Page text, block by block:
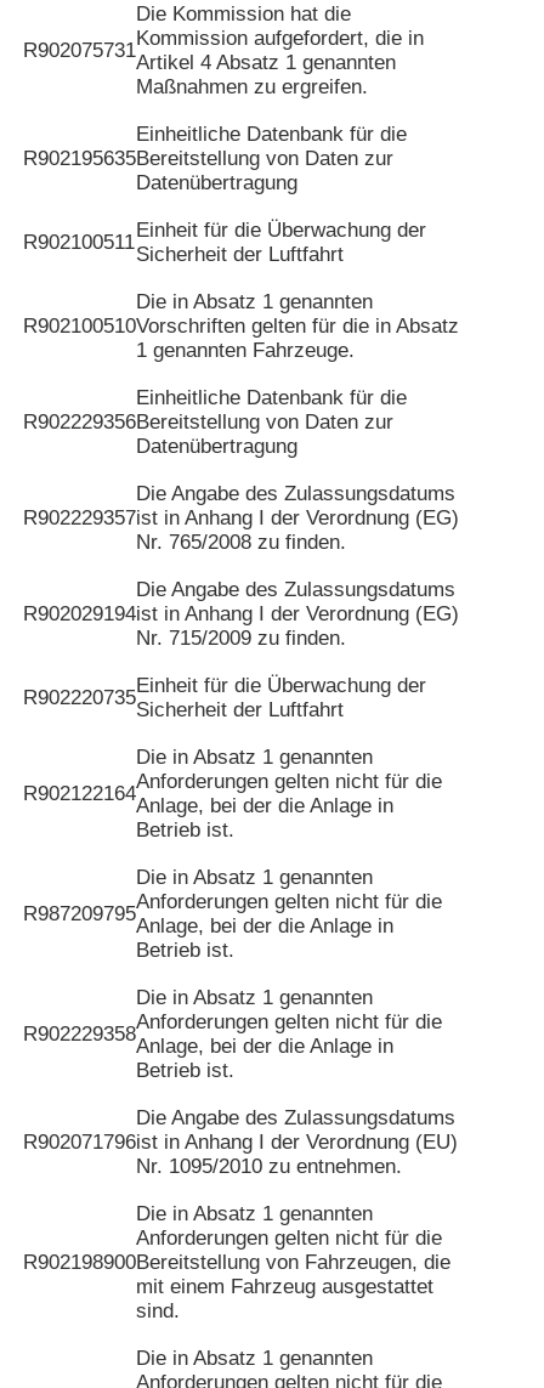
R902075731
Die Kommission hat die
Kommission aufgefordert, die in
Artikel 4 Absatz 1 genannten
Maßnahmen zu ergreifen.
R902195635
Einheitliche Datenbank für die
Bereitstellung von Daten zur
Datenübertragung
R902100511
Einheit für die Überwachung der
Sicherheit der Luftfahrt
R902100510
Die in Absatz 1 genannten
Vorschriften gelten für die in Absatz
1 genannten Fahrzeuge.
R902229356
Einheitliche Datenbank für die
Bereitstellung von Daten zur
Datenübertragung
R902229357
Die Angabe des Zulassungsdatums
ist in Anhang I der Verordnung (EG)
Nr. 765/2008 zu finden.
R902029194
Die Angabe des Zulassungsdatums
ist in Anhang I der Verordnung (EG)
Nr. 715/2009 zu finden.
R902220735
Einheit für die Überwachung der
Sicherheit der Luftfahrt
R902122164
Die in Absatz 1 genannten
Anforderungen gelten nicht für die
Anlage, bei der die Anlage in
Betrieb ist.
R987209795
Die in Absatz 1 genannten
Anforderungen gelten nicht für die
Anlage, bei der die Anlage in
Betrieb ist.
R902229358
Die in Absatz 1 genannten
Anforderungen gelten nicht für die
Anlage, bei der die Anlage in
Betrieb ist.
R902071796
Die Angabe des Zulassungsdatums
ist in Anhang I der Verordnung (EU)
Nr. 1095/2010 zu entnehmen.
R902198900
Die in Absatz 1 genannten
Anforderungen gelten nicht für die
Bereitstellung von Fahrzeugen, die
mit einem Fahrzeug ausgestattet
sind.
Die in Absatz 1 genannten
Anforderungen gelten nicht für die